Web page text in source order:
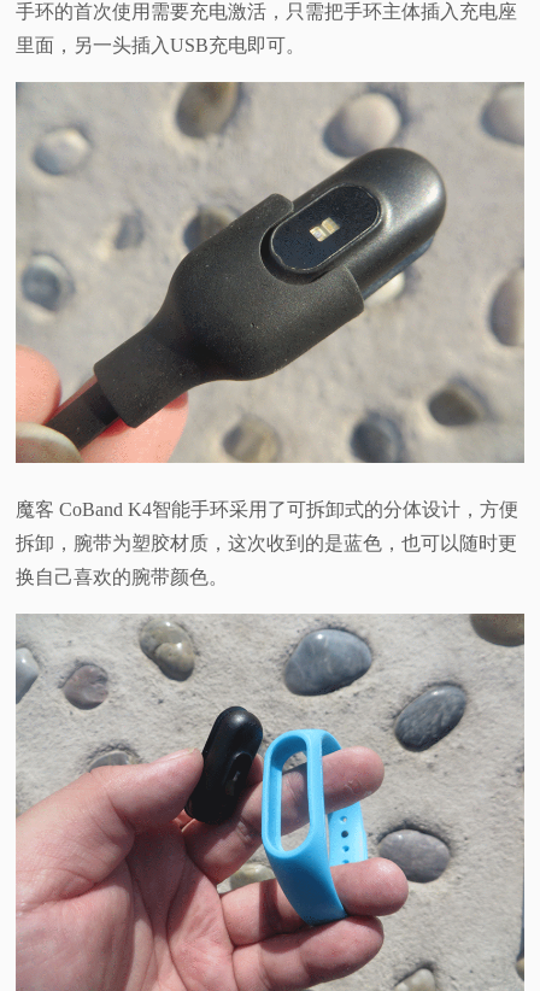
手环的首次使用需要充电激活，只需把手环主体插入充电座
里面，另一头插入USB充电即可。
魔客 CoBand K4智能手环采用了可拆卸式的分体设计，方便
拆卸，腕带为塑胶材质，这次收到的是蓝色，也可以随时更
换自己喜欢的腕带颜色。